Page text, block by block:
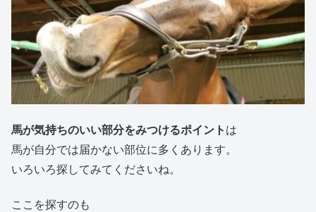
馬が気持ちのいい部分をみつけるポイント は
馬が自分では届かない部位に多くあります。
いろいろ探してみてくださいね。
ここを探すのも